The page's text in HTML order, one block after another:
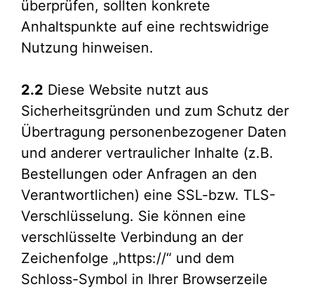
überprüfen, sollten konkrete
Anhaltspunkte auf eine rechtswidrige
Nutzung hinweisen.
2.2 Diese Website nutzt aus
Sicherheitsgründen und zum Schutz der
Übertragung personenbezogener Daten
und anderer vertraulicher Inhalte (z.B.
Bestellungen oder Anfragen an den
Verantwortlichen) eine SSL-bzw. TLS-
Verschlüsselung. Sie können eine
verschlüsselte Verbindung an der
Zeichenfolge „https://“ und dem
Schloss-Symbol in Ihrer Browserzeile